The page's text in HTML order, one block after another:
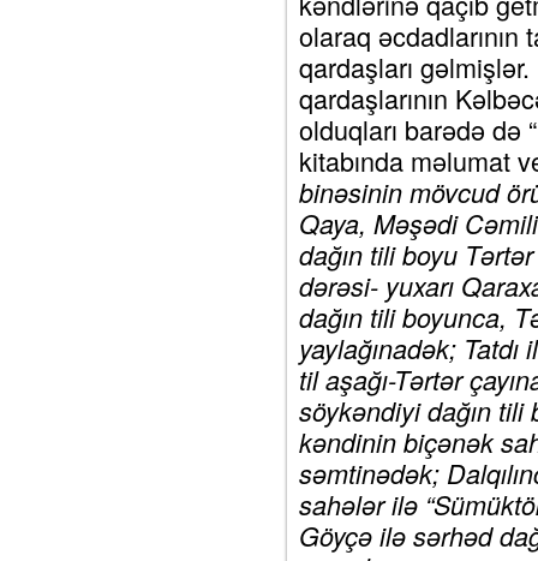
olaraq
qardaşları
qardaşlarının
olduqları barədə də
kitabında məlumat
binəsinin mövcud
Qaya, Məşədi
dağın tili boyu
dərəsi- yuxarı
dağın tili boyunca,
yaylağınadək;
til aşağı-Tərtər
söykəndiyi dağın tili
kəndinin biçənək
səmtinədək;
sahələr ilə
Göyçə ilə sərhəd